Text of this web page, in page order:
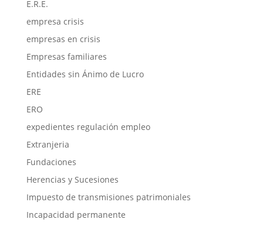
E.R.E.
empresa crisis
empresas en crisis
Empresas familiares
Entidades sin Ánimo de Lucro
ERE
ERO
expedientes regulación empleo
Extranjeria
Fundaciones
Herencias y Sucesiones
Impuesto de transmisiones patrimoniales
Incapacidad permanente